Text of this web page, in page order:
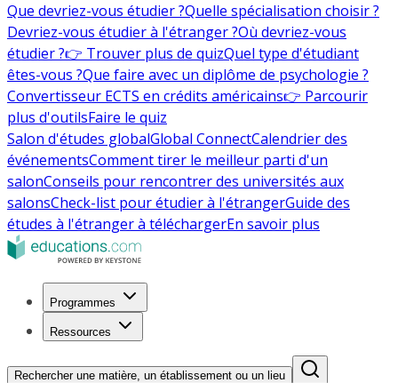
Que devriez-vous étudier ?Quelle spécialisation choisir ?
Devriez-vous étudier à l'étranger ?Où devriez-vous
étudier ?👉 Trouver plus de quizQuel type d'étudiant
êtes-vous ?Que faire avec un diplôme de psychologie ?
Convertisseur ECTS en crédits américains👉 Parcourir
plus d'outilsFaire le quiz
Salon d'études globalGlobal ConnectCalendrier des
événementsComment tirer le meilleur parti d'un
salonConseils pour rencontrer des universités aux
salonsCheck-list pour étudier à l'étrangerGuide des
études à l'étranger à téléchargerEn savoir plus
Programmes
Ressources
Rechercher une matière, un établissement ou un lieu